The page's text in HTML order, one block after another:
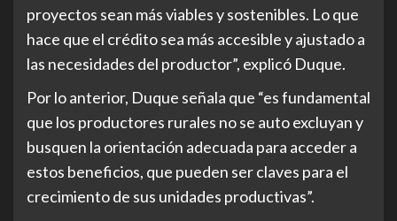
proyectos sean más viables y sostenibles. Lo que
hace que el crédito sea más accesible y ajustado a
las necesidades del productor”, explicó Duque.
Por lo anterior, Duque señala que “es fundamental
que los productores rurales no se auto excluyan y
busquen la orientación adecuada para acceder a
estos beneficios, que pueden ser claves para el
crecimiento de sus unidades productivas”.